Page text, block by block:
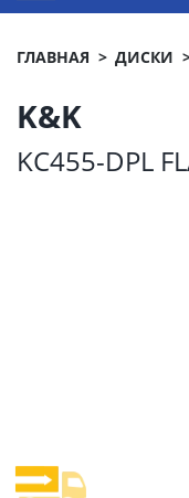
ГЛАВНАЯ ДИСКИ
K&K
KC455-DPL